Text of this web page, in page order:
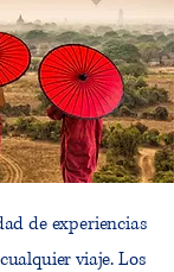
de experiencias
viaje. Los